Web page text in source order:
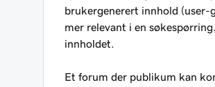
brukergenerert innhold (user-
mer relevant i en
innholdet.
Et forum der publikum kan